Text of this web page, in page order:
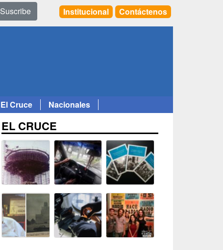
Suscribe Institucional Contáctenos
El Cruce
Nacionales
EL CRUCE